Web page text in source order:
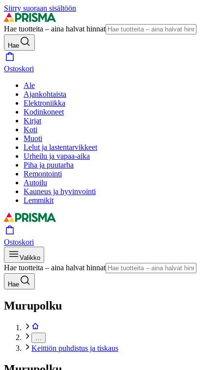
Siirry suoraan sisältöön
Hae tuotteita – aina halvat hinnat
Hae
Ostoskori
Ale
Ajankohtaista
Elektroniikka
Kodinkoneet
Kirjat
Koti
Muoti
Lelut ja lastentarvikkeet
Urheilu ja vapaa-aika
Piha ja puutarha
Remontointi
Autoilu
Kauneus ja hyvinvointi
Lemmikit
Ostoskori
Valikko
Hae tuotteita – aina halvat hinnat
Hae
Murupolku
Keittiön puhdistus ja tiskaus